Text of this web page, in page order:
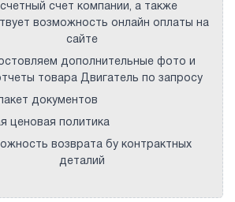
счет компании, а также
возможность онлайн оплаты на
сайте
дополнительные фото и
товара Двигатель по запросу
документов
ценовая политика
возврата бу контрактных
деталий